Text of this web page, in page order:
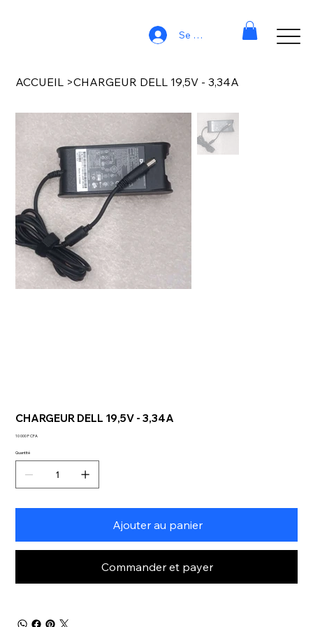
Se connecter
ACCUEIL >CHARGEUR DELL 19,5V - 3,34A
CHARGEUR DELL 19,5V - 3,34A
Prix
10 000 F CFA
Quantité
Ajouter au panier
Commander et payer